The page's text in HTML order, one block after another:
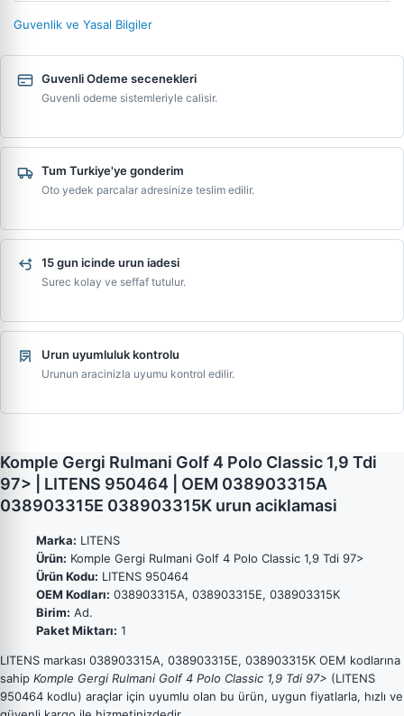
Guvenlik ve Yasal Bilgiler
Guvenli Odeme secenekleri
Guvenli odeme sistemleriyle calisir.
Tum Turkiye'ye gonderim
Oto yedek parcalar adresinize teslim edilir.
15 gun icinde urun iadesi
Surec kolay ve seffaf tutulur.
Urun uyumluluk kontrolu
Urunun aracinizla uyumu kontrol edilir.
Komple Gergi Rulmani Golf 4 Polo Classic 1,9 Tdi
97> | LITENS 950464 | OEM 038903315A
038903315E 038903315K urun aciklamasi
Marka: LITENS
Ürün: Komple Gergi Rulmani Golf 4 Polo Classic 1,9 Tdi 97>
Ürün Kodu: LITENS 950464
OEM Kodları: 038903315A, 038903315E, 038903315K
Birim: Ad.
Paket Miktarı: 1
LITENS markası 038903315A, 038903315E, 038903315K OEM kodlarına
sahip Komple Gergi Rulmani Golf 4 Polo Classic 1,9 Tdi 97> (LITENS
950464 kodlu) araçlar için uyumlu olan bu ürün, uygun fiyatlarla, hızlı ve